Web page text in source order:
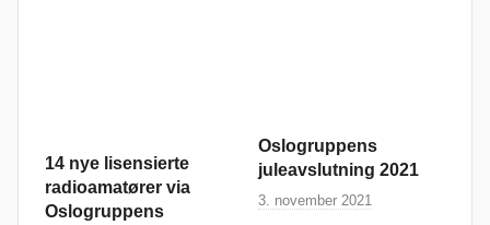
14 nye lisensierte
radioamatører via
Oslogruppens
Oslogruppens
juleavslutning 2021
3. november 2021